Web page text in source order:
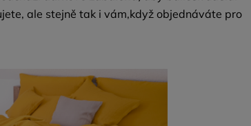
ale stejně tak i vám,když objednáváte pro